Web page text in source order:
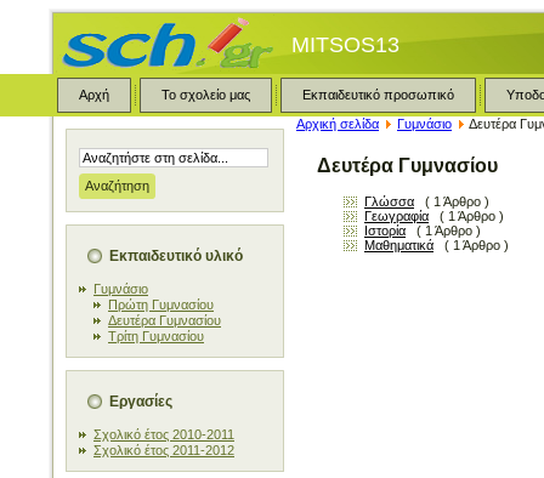
MITSOS13
Αρχή Το σχολείο μας Εκπαιδευτικό προσωπικό
Εκπαιδευτικό υλικό
Γυμνάσιο
Πρώτη Γυμνασίου
Δευτέρα Γυμνασίου
Τρίτη Γυμνασίου
Εργασίες
Σχολικό έτος 2010-2011
Σχολικό έτος 2011-2012
Αρχική σελίδα Γυμνάσιο Δευτέρα
Δευτέρα Γυμνασίου
Γλώσσα
( 1 Άρθρο )
Γεωγραφία
( 1 Άρθρο )
Ιστορία
( 1 Άρθρο )
Μαθηματικά
( 1 Άρθρο )